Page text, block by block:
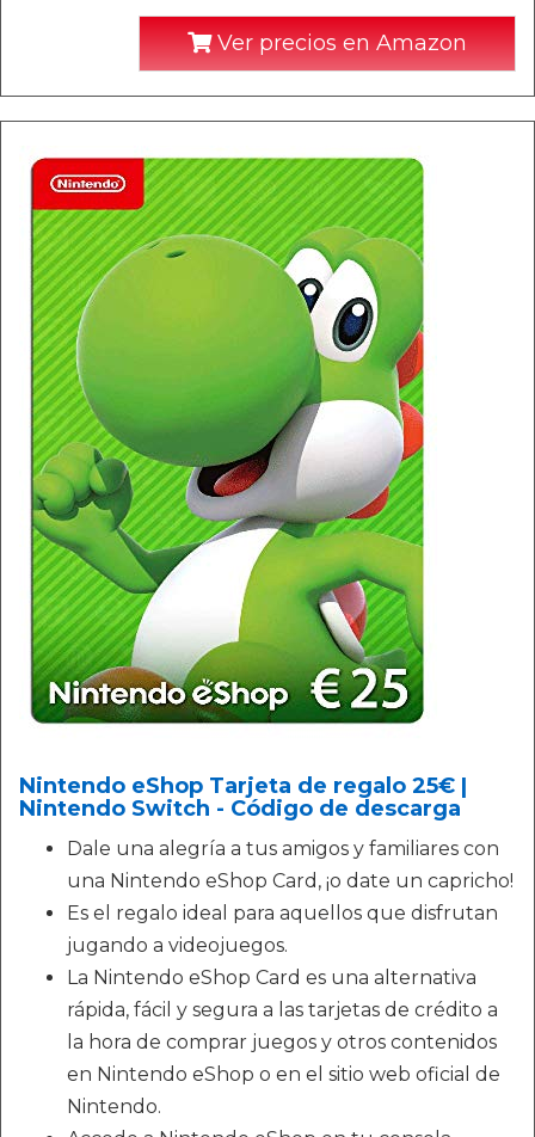
Ver precios en Amazon
Nintendo eShop Tarjeta de regalo 25€ |
Nintendo Switch - Código de descarga
Dale una alegría a tus amigos y familiares con
una Nintendo eShop Card, ¡o date un capricho!
Es el regalo ideal para aquellos que disfrutan
jugando a videojuegos.
La Nintendo eShop Card es una alternativa
rápida, fácil y segura a las tarjetas de crédito a
la hora de comprar juegos y otros contenidos
en Nintendo eShop o en el sitio web oficial de
Nintendo.